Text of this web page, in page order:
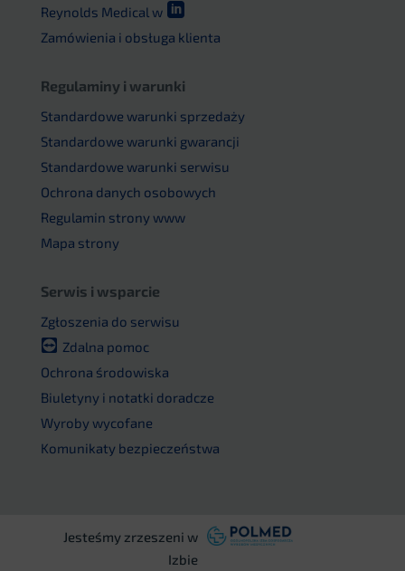
Reynolds Medical w 
Zamówienia i obsługa klienta
Regulaminy i warunki
Standardowe warunki sprzedaży
Standardowe warunki gwarancji
Standardowe warunki serwisu
Ochrona danych osobowych
Regulamin strony www
Mapa strony
Serwis i wsparcie
Zgłoszenia do serwisu
Zdalna pomoc
Ochrona środowiska
Biuletyny i notatki doradcze
Wyroby wycofane
Komunikaty bezpieczeństwa
Jesteśmy zrzeszeni w
Izbie